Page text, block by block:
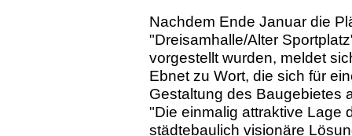
Nachdem Ende Januar die
"Dreisamhalle/Alter
vorgestellt wurden, meldet
Ebnet zu Wort, die sich für
Gestaltung des Baugebietes
"Die einmalig attraktive Lage
städtebaulich visionäre